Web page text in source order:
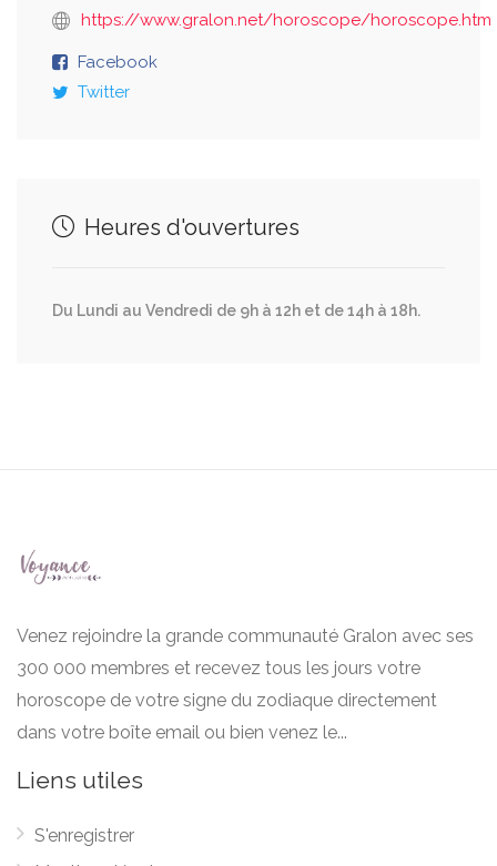
https://www.gralon.net/horoscope/horoscope.htm
Facebook
Twitter
Heures d'ouvertures
Du Lundi au Vendredi de 9h à 12h et de 14h à 18h.
Venez rejoindre la grande communauté Gralon avec ses
300 000 membres et recevez tous les jours votre
horoscope de votre signe du zodiaque directement
dans votre boîte email ou bien venez le...
Liens utiles
S'enregistrer